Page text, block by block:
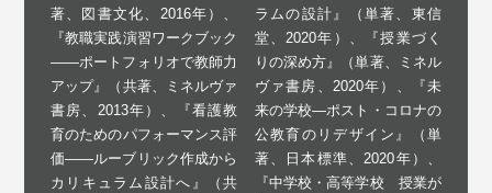
著、図書文化、2016年）、
『教職実践演習ワークブック
――ポートフォリオで教師力
アップ』（共著、ミネルヴァ
書房、2013年）、『看護教
育のためのパフォーマンス評
価――ルーブリック作成から
カリキュラム設計へ』（共
ラムの設計』（単著、東信
堂、2020年）、『授業づく
りの深め方』（単著、ミネル
ヴァ書房、2020年）、『未
来の学校―ポスト・コロナの
公教育のリデザイン』（単
著、日本標準、2020年）、
『中学校・高等学校 授業が